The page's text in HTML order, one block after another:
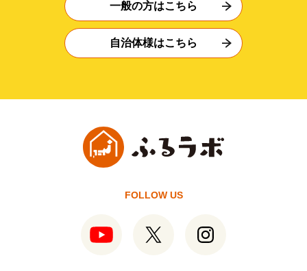
一般の方はこちら
自治体様はこちら
FOLLOW US